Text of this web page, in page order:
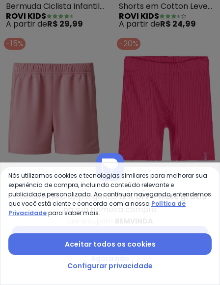
Bermuda Ciclista Infantil
(Rosa)
ROVI KIDS
A partir deR$ 29,99
Shorts em Cotton Leve
(Rosa)
ROVI KIDS
A partir deR$ 24,99
-15%
Malwee Kids - Shorts Básico
Shorts Básico em Cotton
(Rosa Claro)
MALWEE KIDS
R$ 30,51R$ 35,90
-20%
Bermuda Ciclista Menina
(Rosa)
QUIMBY
A partir deR$ 39,92
Compre pelo app e ganhe12% OFF + frete grátis
na sua primeira compra
Nós utilizamos cookies e tecnologias similares para melhorar sua
experiência de compra, incluindo conteúdo relevante e
publicidade personalizada. Ao continuar navegando, entendemos
que você está ciente e concorda com a nossa Política de
Privacidadepara saber mais.
Aceitar todos os cookies
Configurar privacidade